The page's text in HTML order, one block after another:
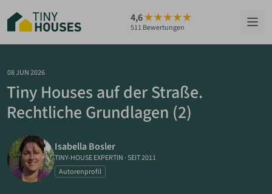
Hauptinhalt
springen
4,6
511 Bewertungen
HÄUSER
BERATUNG
RATGEBER
ÜBER UNS
08 JUN 2026
Tiny Houses auf der Straße.
Rechtliche Grundlagen (2)
Isabella Bosler
TINY-HOUSE EXPERTIN · SEIT 2011
Autorenprofil